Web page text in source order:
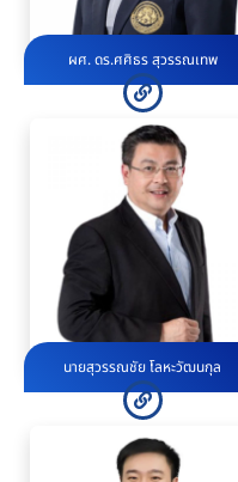
ผศ. ดร.ศศิธร สุวรรณเทพ
นายสุวรรณชัย โลหะวัฒนกุล